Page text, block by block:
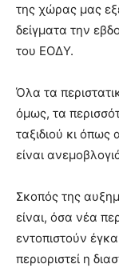
της χώρας μας
δείγματα την
του ΕΟΔΥ.
Όλα τα
όμως, τα
ταξιδιού κι όπως
είναι
Σκοπός της
είναι, όσα νέα
εντοπιστούν
περιοριστεί η